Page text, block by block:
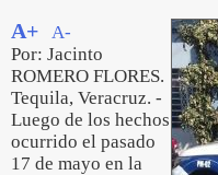
A+
A-
Por: Jacinto
ROMERO FLORES.
Tequila, Veracruz. -
Luego de los hechos
ocurrido el pasado
17 de mayo en la